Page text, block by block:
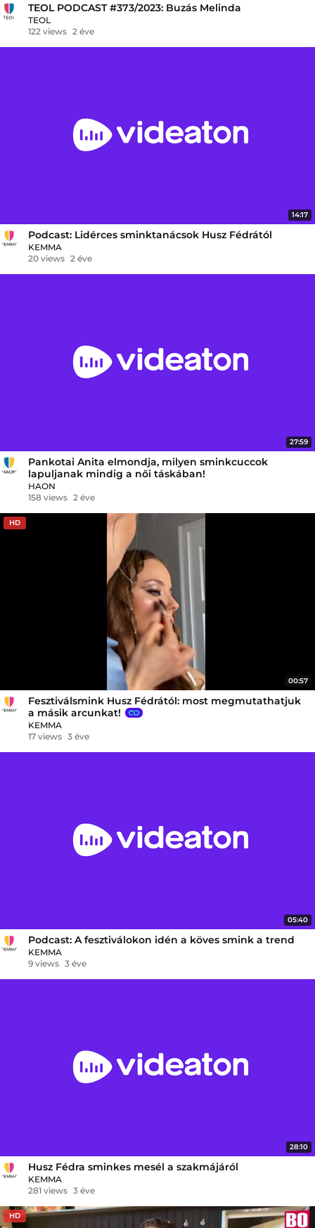
TEOL PODCAST #373/2023: Buzás Melinda
TEOL
122 views 2 éve
14:17
Podcast: Lidérces sminktanácsok Husz Fédrától
KEMMA
20 views 2 éve
27:59
Pankotai Anita elmondja, milyen sminkcuccok
lapuljanak mindig a női táskában!
HAON
158 views 2 éve
HD
00:57
Fesztiválsmink Husz Fédrától: most megmutathatjuk
a másik arcunkat!
KEMMA
17 views 3 éve
05:40
Podcast: A fesztiválokon idén a köves smink a trend
KEMMA
9 views 3 éve
28:10
Husz Fédra sminkes mesél a szakmájáról
KEMMA
281 views 3 éve
HD